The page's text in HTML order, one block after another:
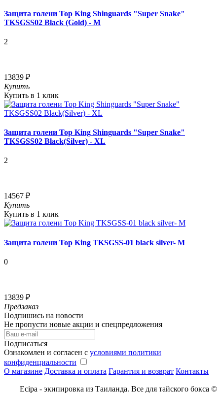
Защита голени Top King Shinguards "Super Snake"
TKSGSS02 Black (Gold) - M
2
13839 ₽
Купить
Купить в 1 клик
Защита голени Top King Shinguards "Super Snake"
TKSGSS02 Black(Silver) - XL
2
14567 ₽
Купить
Купить в 1 клик
Защита голени Top King TKSGSS-01 black silver- M
0
13839 ₽
Предзаказ
Подпишись на новости
Не пропусти новые акции и спецпредложения
Подписаться
Ознакомлен и согласен с условиями политики
конфиденциальности
О магазине Доставка и оплата Гарантия и возврат Контакты
Ecipa - экипировка из Таиланда. Все для тайского бокса ©